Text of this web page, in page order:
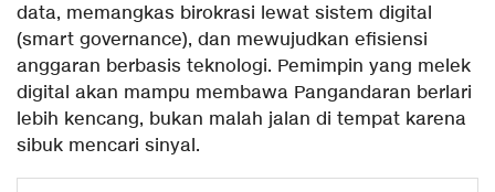
data, memangkas birokrasi lewat sistem digital
(smart governance), dan mewujudkan efisiensi
anggaran berbasis teknologi. Pemimpin yang melek
digital akan mampu membawa Pangandaran berlari
lebih kencang, bukan malah jalan di tempat karena
sibuk mencari sinyal.